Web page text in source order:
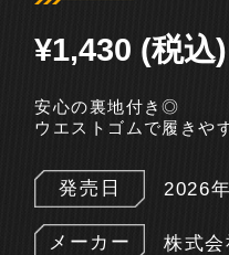
¥1,430 (税込)
安心の裏地付き◎
ウエストゴムで履きや
発売日 2026
メーカー 株式